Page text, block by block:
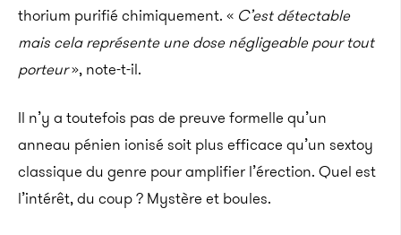
thorium purifié chimiquement. « C’est détectable
mais cela représente une dose négligeable pour tout
porteur», note-t-il.
Il n’y a toutefois pas de preuve formelle qu’un
anneau pénien ionisé soit plus efficace qu’un sextoy
classique du genre pour amplifier l’érection. Quel est
l’intérêt, du coup ? Mystère et boules.